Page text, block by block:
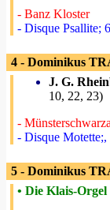
- Banz Kloster
- Disque Psallite;
4 - Dominikus
J. G.
10, 22, 23)
-
- Disque Motette;,
5 - Dominikus
• Die Klais-